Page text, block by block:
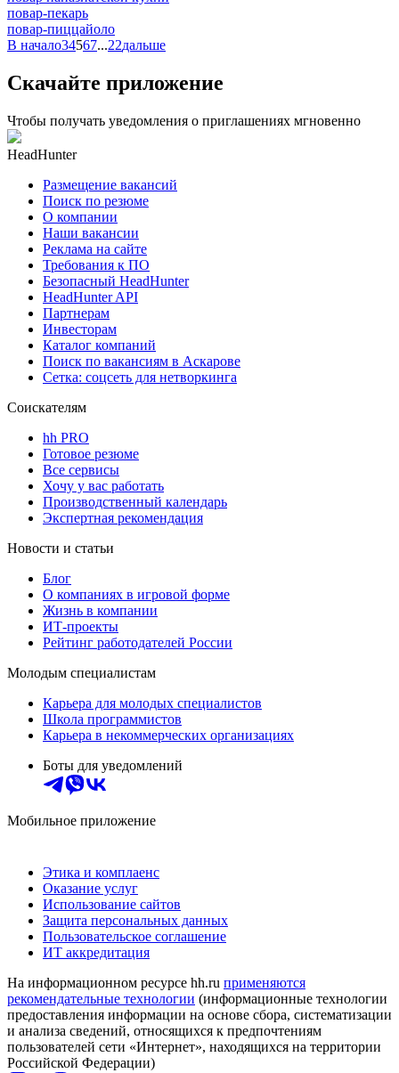
повар-пекарь
повар-пиццайоло
В начало34567...22дальше
Скачайте приложение
Чтобы получать уведомления о приглашениях мгновенно
HeadHunter
Размещение вакансий
Поиск по резюме
О компании
Наши вакансии
Реклама на сайте
Требования к ПО
Безопасный HeadHunter
HeadHunter API
Партнерам
Инвесторам
Каталог компаний
Поиск по вакансиям в Аскарове
Сетка: соцсеть для нетворкинга
Соискателям
hh PRO
Готовое резюме
Все сервисы
Хочу у вас работать
Производственный календарь
Экспертная рекомендация
Новости и статьи
Блог
О компаниях в игровой форме
Жизнь в компании
ИТ-проекты
Рейтинг работодателей России
Молодым специалистам
Карьера для молодых специалистов
Школа программистов
Карьера в некоммерческих организациях
Боты для уведомлений
Мобильное приложение
Этика и комплаенс
Оказание услуг
Использование сайтов
Защита персональных данных
Пользовательское соглашение
ИТ аккредитация
На информационном ресурсе hh.ru применяются
рекомендательные технологии (информационные технологии
предоставления информации на основе сбора, систематизации
и анализа сведений, относящихся к предпочтениям
пользователей сети «Интернет», находящихся на территории
Российской Федерации)